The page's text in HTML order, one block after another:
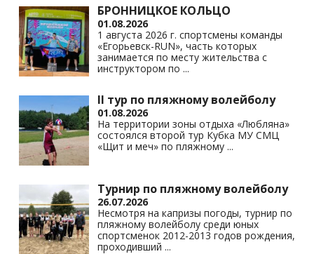
БРОННИЦКОЕ КОЛЬЦО
01.08.2026
1 августа 2026 г. спортсмены команды
«Егорьевск-RUN», часть которых
занимается по месту жительства с
инструктором по ...
II тур по пляжному волейболу
01.08.2026
На территории зоны отдыха «Любляна»
состоялся второй тур Кубка МУ СМЦ
«Щит и меч» по пляжному ...
Турнир по пляжному волейболу
26.07.2026
Несмотря на капризы погоды, турнир по
пляжному волейболу среди юных
спортсменок 2012-2013 годов рождения,
проходивший ...